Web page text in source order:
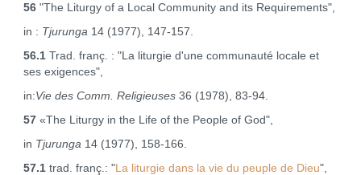
56"The Liturgy of a Local Community and its Requirements",
in : Tjurunga 14 (1977), 147‑157.
56.1Trad. franç. : "La liturgie d'une communauté locale et
ses exigences",
in:Vie des Comm. Religieuses36 (1978), 83‑94.
57«The Liturgy in the Life of the People of God",
in Tjurunga 14 (1977), 158‑166.
57.1trad. franç.: "La liturgie dans la vie du peuple de Dieu",